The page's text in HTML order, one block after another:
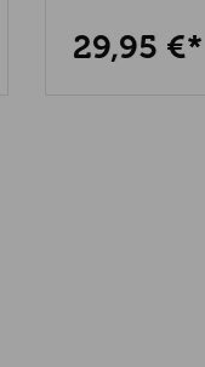
29,95 €*